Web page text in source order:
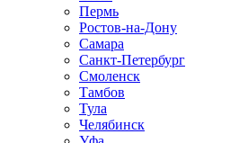
Пермь
Ростов-на-Дону
Самара
Санкт-Петербург
Смоленск
Тамбов
Тула
Челябинск